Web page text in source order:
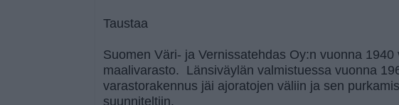
Taustaa
Suomen Väri- ja Vernissatehdas Oy:n vuonna 1940
maalivarasto. Länsiväylän valmistuessa vuonna
varastorakennus jäi ajoratojen väliin ja sen
suunniteltiin.